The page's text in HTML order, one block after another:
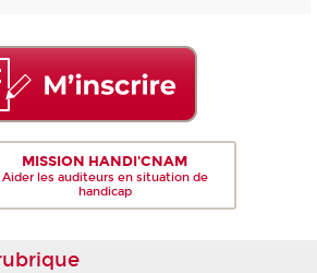
MISSION HANDI'CNAM
Aider les auditeurs en situation de
handicap